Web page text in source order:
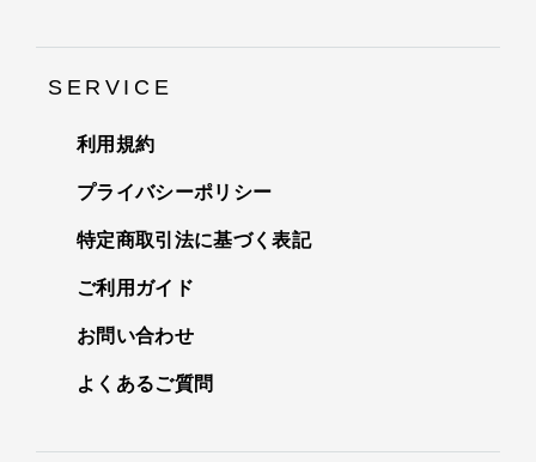
SERVICE
利用規約
プライバシーポリシー
特定商取引法に基づく表記
ご利用ガイド
お問い合わせ
よくあるご質問